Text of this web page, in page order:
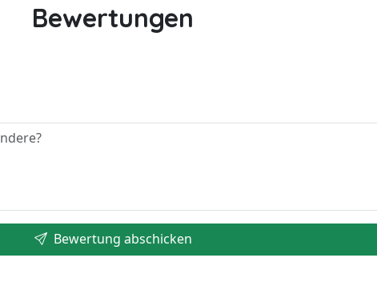
Bewertungen
Bewertung abschicken